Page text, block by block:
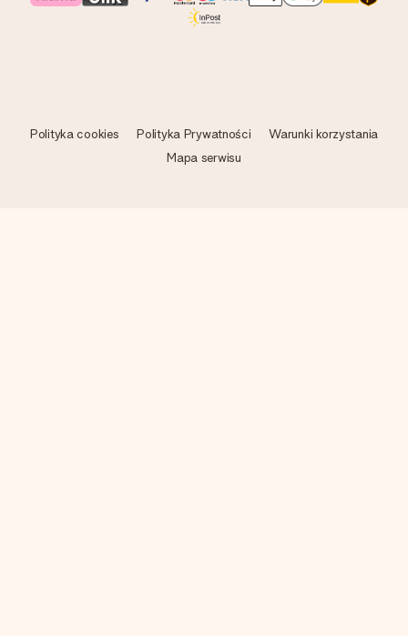
Polityka cookies Polityka Prywatności
Warunki korzystania
Mapa serwisu